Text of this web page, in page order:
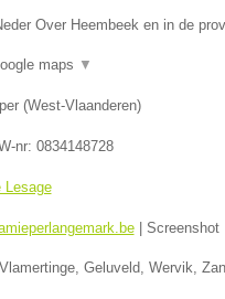
Over Heembeek en in de
maps ▼
(West-Vlaanderen)
nr: 0834148728
Lesage
| Screenshot
Geluveld, Wervik,